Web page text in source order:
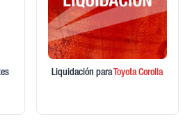
LiquidaciónparaToyotaCorolla